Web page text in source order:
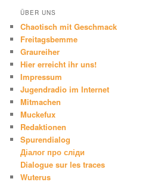
ÜBER UNS
Chaotisch mit Geschmack
Freitagsbemme
Graureiher
Hier erreicht ihr uns!
Impressum
Jugendradio im Internet
Mitmachen
Muckefux
Redaktionen
Spurendialog
Діалог про сліди
Dialogue sur les traces
Wuterus